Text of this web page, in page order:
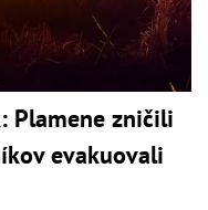
Plamene zničili
evakuovali